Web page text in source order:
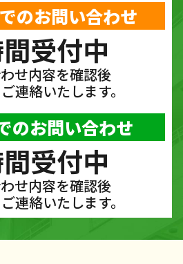
のお問い合わせ
受付中
せ内容を確認後
連絡いたします。
のお問い合わせ
受付中
せ内容を確認後
連絡いたします。